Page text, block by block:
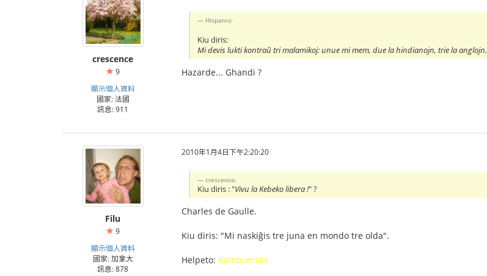
crescence
9
顯示個人資料
國家: 法國
訊息: 911
Hispanio:
Kiu diris:
Mi devis lukti kontraŭ tri malamikoj: unue mi mem, due la hindianojn, trie la anglojn.
Hazarde... Ghandi ?
Filu
9
顯示個人資料
國家: 加拿大
訊息: 878
2010年1月4日下午2:20:20
crescence:
Kiu diris : "Vivu la Kebeko libera !" ?
Charles de Gaulle.
Kiu diris: "Mi naskiĝis tre juna en mondo tre olda".
Helpeto: Komponisto